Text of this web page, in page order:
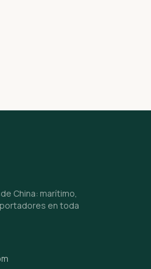
China: marítimo,
en toda